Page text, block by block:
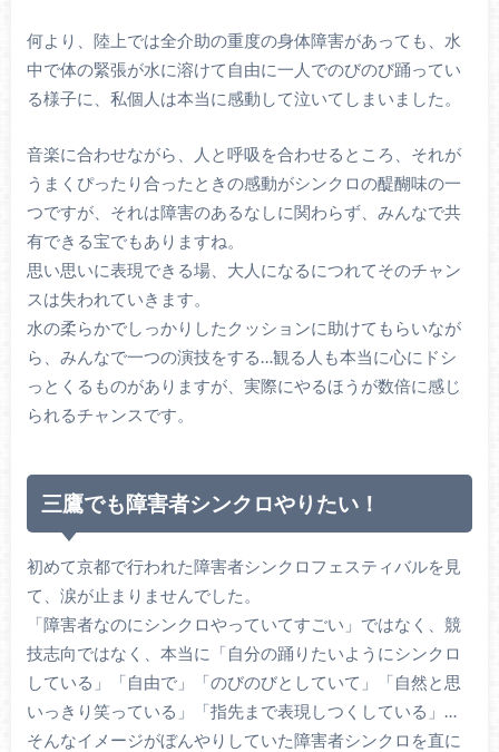
何より、陸上では全介助の重度の身体障害があっても、水
中で体の緊張が水に溶けて自由に一人でのびのび踊ってい
る様子に、私個人は本当に感動して泣いてしまいました。
音楽に合わせながら、人と呼吸を合わせるところ、それが
うまくぴったり合ったときの感動がシンクロの醍醐味の一
つですが、それは障害のあるなしに関わらず、みんなで共
有できる宝でもありますね。
思い思いに表現できる場、大人になるにつれてそのチャン
スは失われていきます。
水の柔らかでしっかりしたクッションに助けてもらいなが
ら、みんなで一つの演技をする…観る人も本当に心にドシ
っとくるものがありますが、実際にやるほうが数倍に感じ
られるチャンスです。
三鷹でも障害者シンクロやりたい！
初めて京都で行われた障害者シンクロフェスティバルを見
て、涙が止まりませんでした。
「障害者なのにシンクロやっていてすごい」ではなく、競
技志向ではなく、本当に「自分の踊りたいようにシンクロ
している」「自由で」「のびのびとしていて」「自然と思
いっきり笑っている」「指先まで表現しつくしている」…
そんなイメージがぼんやりしていた障害者シンクロを直に